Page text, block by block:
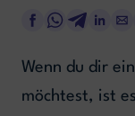
Wenn du dir
möchtest, ist